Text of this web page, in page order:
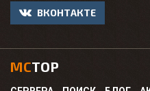
ВКОНТАКТЕ
MCTOP